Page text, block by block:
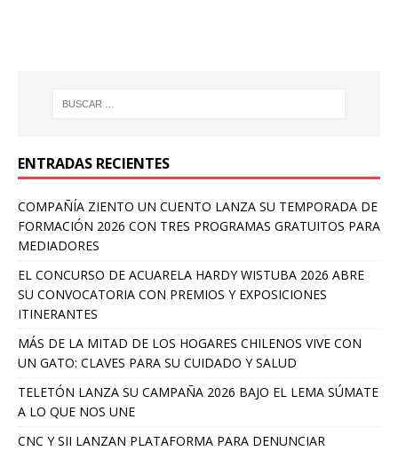
ENTRADAS RECIENTES
COMPAÑÍA ZIENTO UN CUENTO LANZA SU TEMPORADA DE
FORMACIÓN 2026 CON TRES PROGRAMAS GRATUITOS PARA
MEDIADORES
EL CONCURSO DE ACUARELA HARDY WISTUBA 2026 ABRE
SU CONVOCATORIA CON PREMIOS Y EXPOSICIONES
ITINERANTES
MÁS DE LA MITAD DE LOS HOGARES CHILENOS VIVE CON
UN GATO: CLAVES PARA SU CUIDADO Y SALUD
TELETÓN LANZA SU CAMPAÑA 2026 BAJO EL LEMA SÚMATE
A LO QUE NOS UNE
CNC Y SII LANZAN PLATAFORMA PARA DENUNCIAR